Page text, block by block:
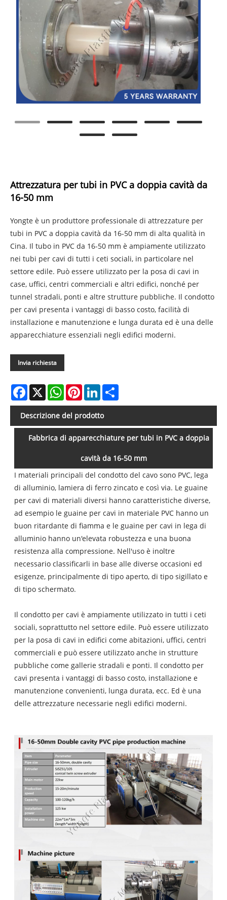
Attrezzatura per tubi in PVC a doppia cavità da
16-50 mm
Yongte è un produttore professionale di attrezzature per
tubi in PVC a doppia cavità da 16-50 mm di alta qualità in
Cina. Il tubo in PVC da 16-50 mm è ampiamente utilizzato
nei tubi per cavi di tutti i ceti sociali, in particolare nel
settore edile. Può essere utilizzato per la posa di cavi in ​​
case, uffici, centri commerciali e altri edifici, nonché per
tunnel stradali, ponti e altre strutture pubbliche. Il condotto
per cavi presenta i vantaggi di basso costo, facilità di
installazione e manutenzione e lunga durata ed è una delle
apparecchiature essenziali negli edifici moderni.
Invia richiesta
Facebook
X WhatsAppPinterestLinkedIn
Descrizione del prodotto
Fabbrica di apparecchiature per tubi in PVC a doppia
cavità da 16-50 mm
I materiali principali del condotto del cavo sono PVC, lega
di alluminio, lamiera di ferro zincato e così via. Le guaine
per cavi di materiali diversi hanno caratteristiche diverse,
ad esempio le guaine per cavi in ​​materiale PVC hanno un
buon ritardante di fiamma e le guaine per cavi in ​​lega di
alluminio hanno un'elevata robustezza e una buona
resistenza alla compressione. Nell'uso è inoltre
necessario classificarli in base alle diverse occasioni ed
esigenze, principalmente di tipo aperto, di tipo sigillato e
di tipo schermato.
Il condotto per cavi è ampiamente utilizzato in tutti i ceti
sociali, soprattutto nel settore edile. Può essere utilizzato
per la posa di cavi in ​​edifici come abitazioni, uffici, centri
commerciali e può essere utilizzato anche in strutture
pubbliche come gallerie stradali e ponti. Il condotto per
cavi presenta i vantaggi di basso costo, installazione e
manutenzione convenienti, lunga durata, ecc. Ed è una
delle attrezzature necessarie negli edifici moderni.